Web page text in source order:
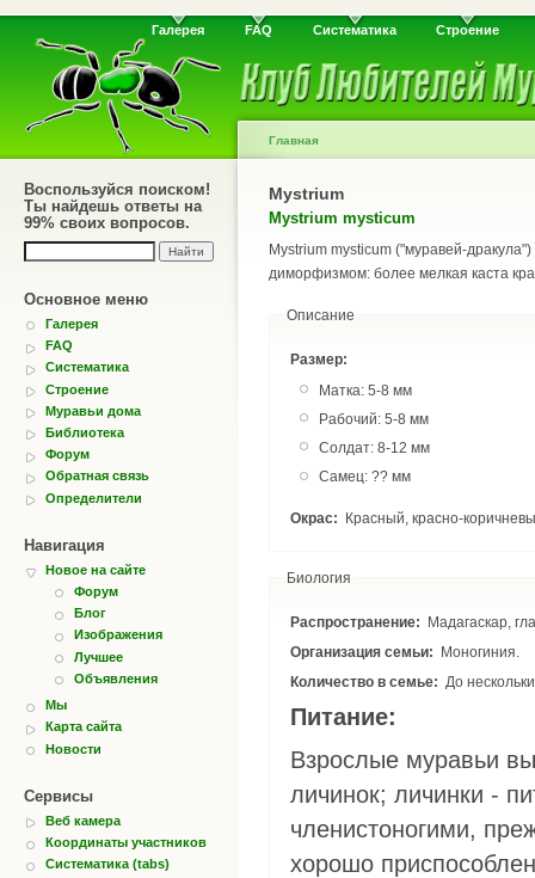
Галерея FAQ Систематика Строение
Воспользуйся поиском!
Ты найдешь ответы на
99% своих вопросов.
Основное меню
Галерея
FAQ
Систематика
Строение
Муравьи дома
Библиотека
Форум
Обратная связь
Определители
Навигация
Новое на сайте
Форум
Блог
Изображения
Лучшее
Объявления
Мы
Карта сайта
Новости
Сервисы
Веб камера
Координаты участников
Систематика (tabs)
Главная
Mystrium
Mystrium mysticum
Mystrium mysticum ("муравей-
диморфизмом: более мелкая каста
Описание
Размер:
Матка: 5-8 мм
Рабочий: 5-8 мм
Солдат: 8-12 мм
Самец: ?? мм
Окрас: Красный, красно-
Биология
Распространение: Мадагаскар,
Организация семьи: Моногиния.
Количество в семье: До
Питание:
Взрослые муравьи
личинок; личинки -
членистоногими,
хорошо